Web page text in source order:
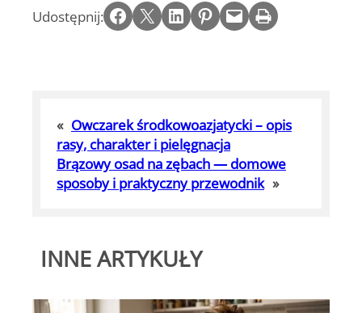
Udostępnij: Share on Facebook Email this Page Share on LinkedIn Share on Pinterest Email this Page Print this Page
« Owczarek środkowoazjatycki – opis
rasy, charakter i pielęgnacja
Brązowy osad na zębach — domowe
sposoby i praktyczny przewodnik »
INNE ARTYKUŁY